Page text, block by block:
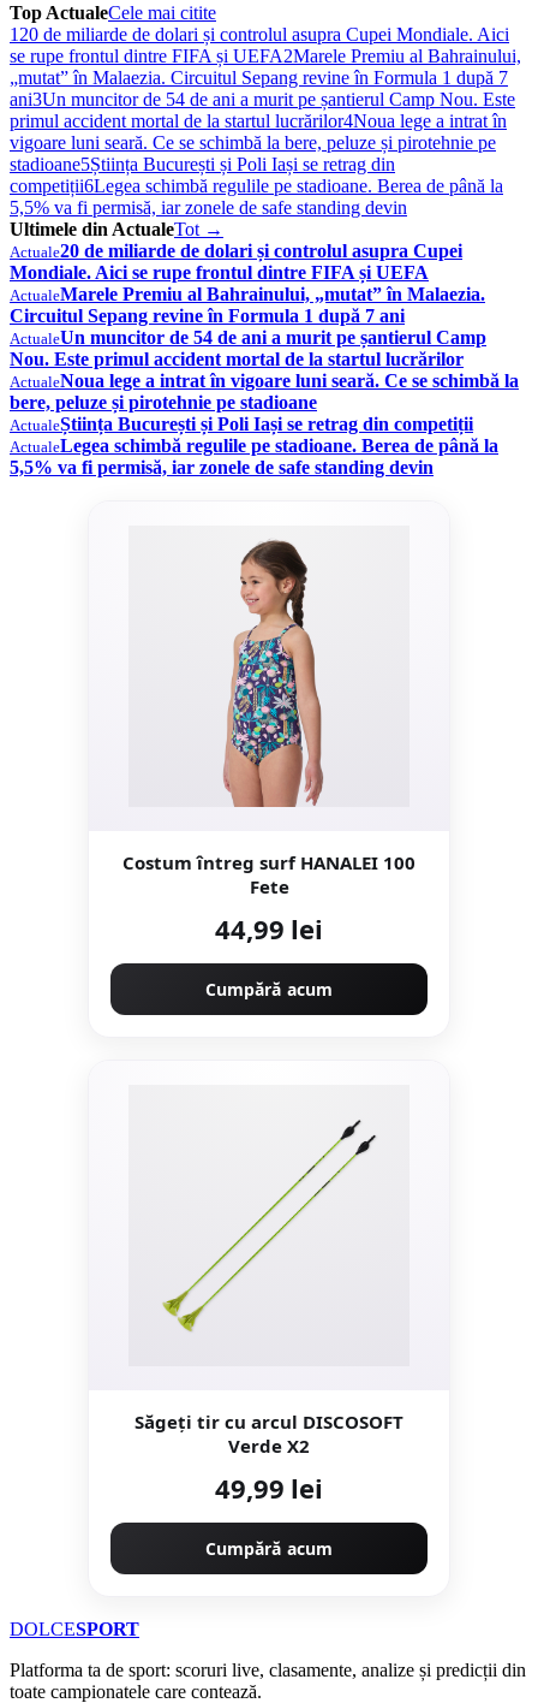
Top ActualeCele mai citite
1 20 de miliarde de dolari și controlul asupra Cupei Mondiale. Aici
se rupe frontul dintre FIFA și UEFA2Marele Premiu al Bahrainului,
„mutat” în Malaezia. Circuitul Sepang revine în Formula 1 după 7
ani3Un muncitor de 54 de ani a murit pe șantierul Camp Nou. Este
primul accident mortal de la startul lucrărilor4Noua lege a intrat în
vigoare luni seară. Ce se schimbă la bere, peluze și pirotehnie pe
stadioane5Știința București și Poli Iași se retrag din
competiții6Legea schimbă regulile pe stadioane. Berea de până la
5,5% va fi permisă, iar zonele de safe standing devin
Ultimele din ActualeTot →
Actuale20 de miliarde de dolari și controlul asupra Cupei
Mondiale. Aici se rupe frontul dintre FIFA și UEFA
ActualeMarele Premiu al Bahrainului, „mutat” în Malaezia.
Circuitul Sepang revine în Formula 1 după 7 ani
ActualeUn muncitor de 54 de ani a murit pe șantierul Camp
Nou. Este primul accident mortal de la startul lucrărilor
ActualeNoua lege a intrat în vigoare luni seară. Ce se schimbă la
bere, peluze și pirotehnie pe stadioane
ActualeȘtiința București și Poli Iași se retrag din competiții
ActualeLegea schimbă regulile pe stadioane. Berea de până la
5,5% va fi permisă, iar zonele de safe standing devin
Costum întreg surf HANALEI 100
Fete
44,99 lei
Cumpără acum
Săgeți tir cu arcul DISCOSOFT
Verde X2
49,99 lei
Cumpără acum
DOLCESPORT
Platforma ta de sport: scoruri live, clasamente, analize și predicții din
toate campionatele care contează.